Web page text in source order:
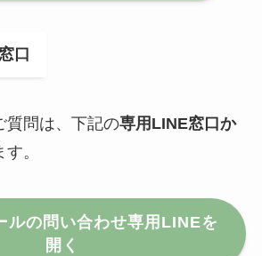
口
質問は、下記の専用LINE窓口か
。
ルの問い合わせ専用LINEを
開く